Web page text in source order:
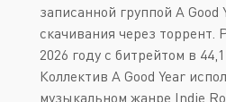
записанной группой A Good
скачивания через
2026 году с битрейтом в
Коллектив A Good Year
музыкальном жанре Indie